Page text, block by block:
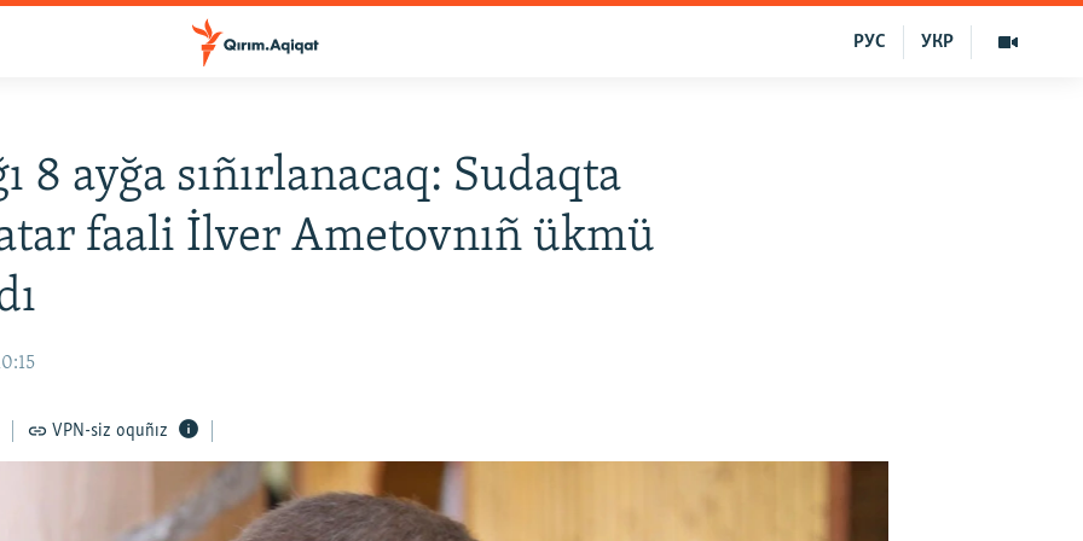
УКР
РУС
8 ayğa sıñırlanacaq: Sudaqta
faali İlver Ametovnıñ ükmü
VPN-siz oquñız